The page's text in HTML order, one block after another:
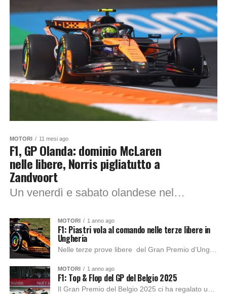
MOTORI 11 mesi ago
F1, GP Olanda: dominio McLaren
nelle libere, Norris pigliatutto a
Zandvoort
Un venerdì e sabato olandese nel segno della McLaren, con Lando Norris assoluto protagonista delle tre sessioni di prove libere a Zandvoort. Il britannico ha firmato...
MOTORI 1 anno ago
F1: Piastri vola al comando nelle terze libere in
Ungheria
Nelle terze prove libere del Gran Premio d’Ungheria 2025, McLaren continua a dominare: Oscar Piastri ha infatti piazzato il miglior tempo, prendendosi con autorità la scena...
MOTORI 1 anno ago
F1: Top & Flop del GP del Belgio 2025
Il Gran Premio del Belgio 2025 ci ha regalato uno di quei weekend in cui la Formula 1 si trasforma in una serie Netflix dal vivo:...